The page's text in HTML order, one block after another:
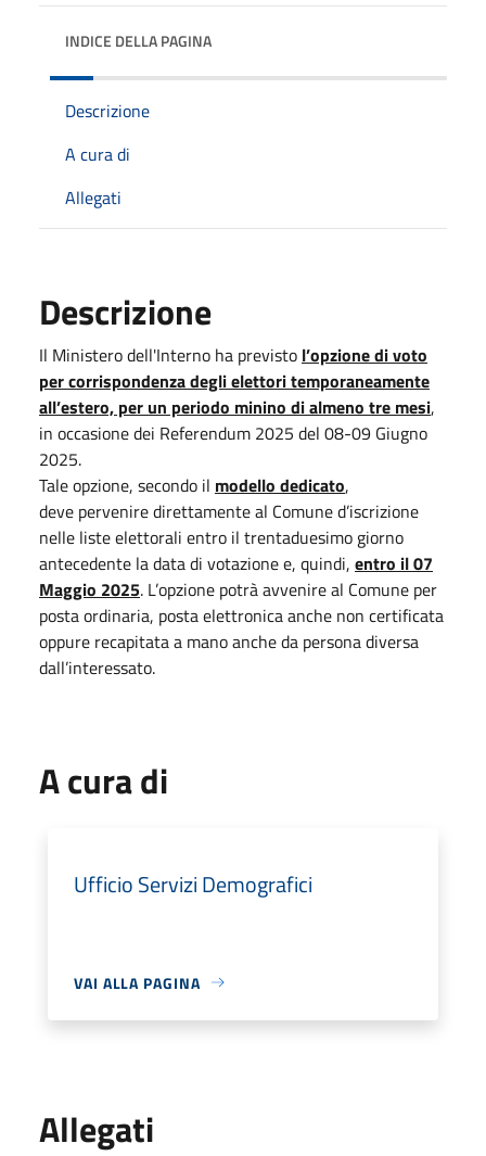
INDICE DELLA PAGINA
Descrizione
A cura di
Allegati
Descrizione
Il Ministero dell'Interno ha previsto l’opzione di voto
per corrispondenza degli elettori temporaneamente
all’estero, per un periodo minino di almeno tre mesi,
in occasione dei Referendum 2025 del 08-09 Giugno
2025.
Tale opzione, secondo il modello dedicato,
deve pervenire direttamente al Comune d’iscrizione
nelle liste elettorali entro il trentaduesimo giorno
antecedente la data di votazione e, quindi, entro il 07
Maggio 2025. L’opzione potrà avvenire al Comune per
posta ordinaria, posta elettronica anche non certificata
oppure recapitata a mano anche da persona diversa
dall’interessato.
A cura di
Ufficio Servizi Demografici
VAI ALLA PAGINA
Allegati